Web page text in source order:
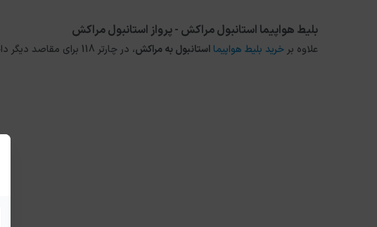
بلیط هواپیما استانبول مراکش - پرواز استانبول مراکش
علاوه بر خرید بلیط هواپیما استانبولبهمراکش، در چارتر 118 برای مقاصد دیگر داخلی و خارجی نیز می توانید از طریق